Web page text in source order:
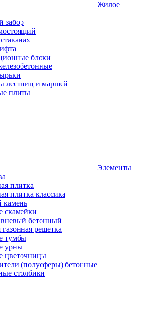
Жилое
забор
блоки
лестниц и маршей
плиты
Элементы
плитка
плитка классика
камень
скамейки
бетонный
газонная решетка
тумбы
урны
цветочницы
(полусферы) бетонные
столбики